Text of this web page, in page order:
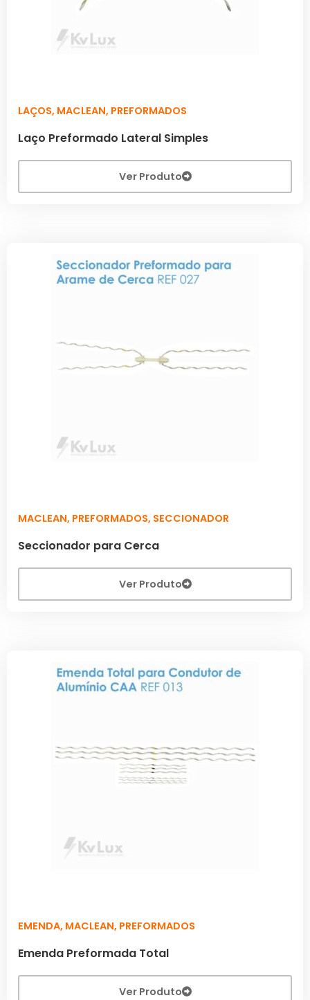
LAÇOS, MACLEAN, PREFORMADOS
Laço Preformado Lateral Simples
Ver Produto
MACLEAN, PREFORMADOS, SECCIONADOR
Seccionador para Cerca
Ver Produto
EMENDA, MACLEAN, PREFORMADOS
Emenda Preformada Total
Ver Produto